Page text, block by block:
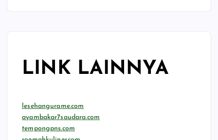
LINK LAINNYA
lesehangurame.com
ayambakar7saudara.com
tempongpns.com